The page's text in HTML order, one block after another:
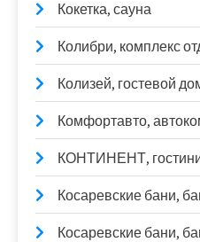
Кокетка, сауна
Колибри, комплекс
Колизей, гостевой
Комфортавто,
КОНТИНЕНТ,
Косаревские бани,
Косаревские бани,